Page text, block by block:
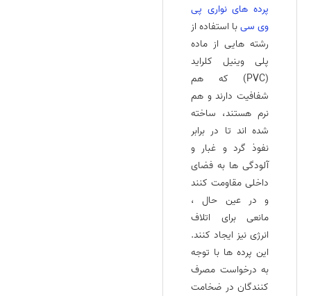
پرده‌ های نواری پی
وی سیبا استفاده از
رشته‌ هایی از ماده
پلی وینیل کلراید
(PVC) که هم
شفافیت دارند و هم
نرم هستند، ساخته
شده‌ اند تا در برابر
نفوذ گرد و غبار و
آلودگی‌ ها به فضای
داخلی مقاومت کنند
و در عین حال ،
مانعی برای اتلاف
انرژی نیز ایجاد کنند.
این پرده‌ ها با توجه
به درخواست مصرف
کنندگان در ضخامت‌